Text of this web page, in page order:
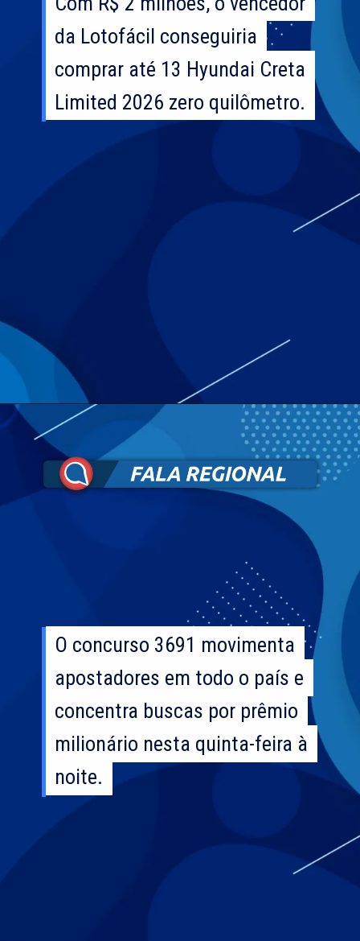
da Lotofácil conseguiria
comprar até 13 Hyundai Creta
Limited 2026 zero quilômetro.
da Lotofácil conseguiria
comprar até 13 Hyundai Creta
Limited 2026 zero quilômetro.
O concurso 3691 movimenta
apostadores em todo o país e
concentra buscas por prêmio
milionário nesta quinta-feira à
noite.
O concurso 3691 movimenta
apostadores em todo o país e
concentra buscas por prêmio
milionário nesta quinta-feira à
noite.